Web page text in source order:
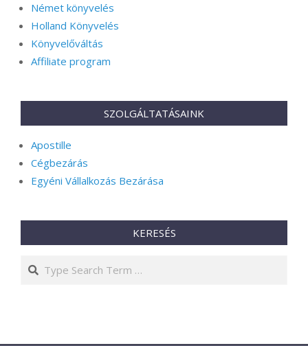
Német könyvelés
Holland Könyvelés
Könyvelőváltás
Affiliate program
SZOLGÁLTATÁSAINK
Apostille
Cégbezárás
Egyéni Vállalkozás Bezárása
KERESÉS
Search